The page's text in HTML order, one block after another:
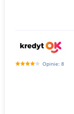
Opinie: 8